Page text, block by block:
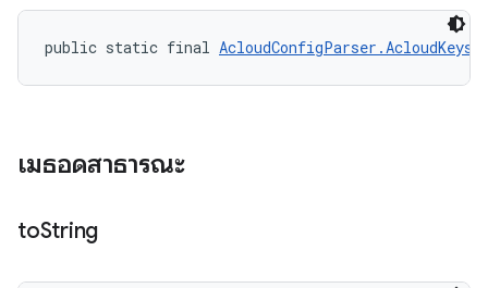
public static final AcloudConfigParser.AcloudKeys
เมธอดสาธารณะ
toString